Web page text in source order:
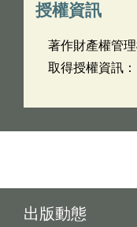
授權資訊
著作財產權管
取得授權資訊：
出版動態